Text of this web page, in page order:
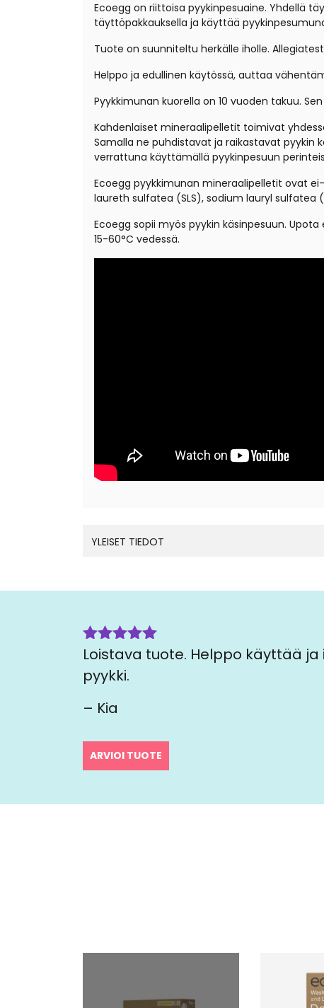
Ecoegg on riittoisa pyykinpesuaine. Yhdellä
täyttöpakkauksella ja käyttää
Tuote on suunniteltu herkälle iholle.
Helppo ja edullinen käytössä, auttaa
Pyykkimunan kuorella on 10 vuoden takuu.
Kahdenlaiset mineraalipelletit toimivat
Samalla ne puhdistavat ja raikastavat
verrattuna käyttämällä pyykinpesuun
Ecoegg pyykkimunan mineraalipelletit ovat
laureth sulfatea (SLS), sodium lauryl sulfatea
Ecoegg sopii myös pyykin käsinpesuun.
15-60°C vedessä.
YLEISET TIEDOT
Arvostelu
tuotteesta:
5/ 5
Loistava tuote. Helppo käyttää
pyykki.
– Kia
ARVIOI TUOTE